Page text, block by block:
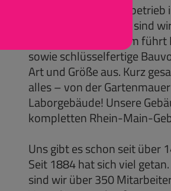
Wir sind ein
Generation. Zuhause sind
am Rhein. Unser Team
sowie schlüsselfertige
Art und Größe aus. Kurz
alles – von der
Laborgebäude! Unsere
kompletten Rhein-Main-
Uns gibt es schon seit über
Seit 1884 hat sich viel
sind wir über 350